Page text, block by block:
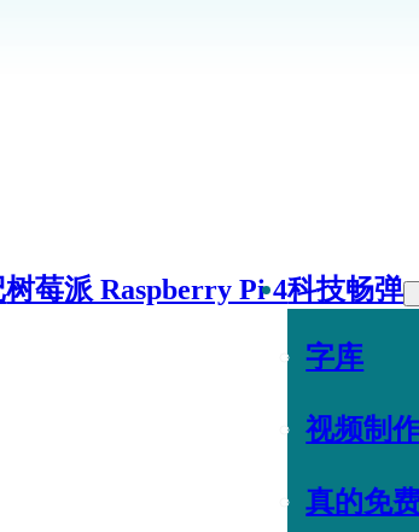
树莓派 Raspberry Pi 4科技畅弹
字库
视频制
真的免